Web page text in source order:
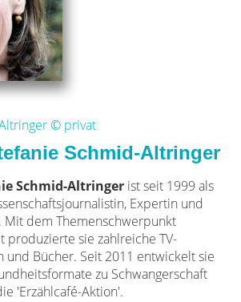
© privat
Schmid-Altringer
Schmid-Altringerist seit 1999 als
Expertin und
Mit dem Themenschwerpunkt
produzierte sie zahlreiche TV-
und Bücher. Seit 2011 entwickelt sie
zu Schwangerschaft
'Erzählcafé-Aktion'.